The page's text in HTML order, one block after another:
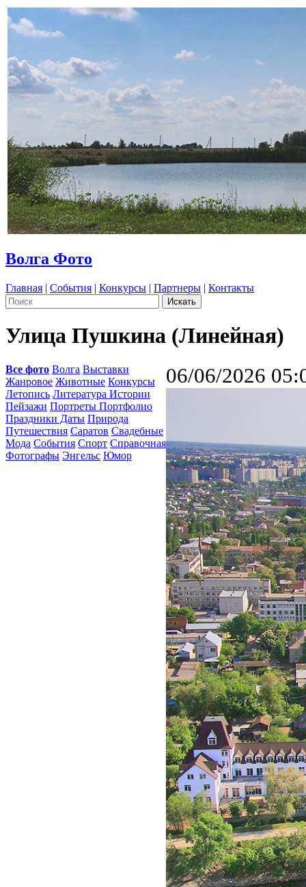
Волга Фото
Главная | События | Конкурсы | Партнеры | Контакты
Улица Пушкина (Линейная)
Все фото Волга Выставки
Жанровое Животные Конкурсы
Летопись Литература Истории
Пейзажи Портреты Портфолио
Праздники Даты Природа
Путешествия Саратов Свадебные
Мода События Спорт Справочная
Фотографы Энгельс Юмор
06/06/2026